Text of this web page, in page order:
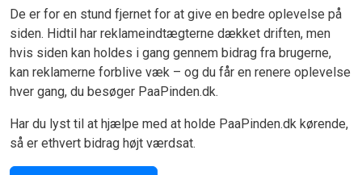
De er for en stund fjernet for at give en bedre oplevelse på
siden. Hidtil har reklameindtægterne dækket driften, men
hvis siden kan holdes i gang gennem bidrag fra brugerne,
kan reklamerne forblive væk – og du får en renere oplevelse
hver gang, du besøger PaaPinden.dk.
Har du lyst til at hjælpe med at holde PaaPinden.dk kørende,
så er ethvert bidrag højt værdsat.